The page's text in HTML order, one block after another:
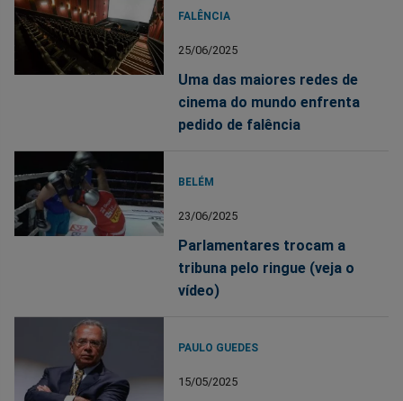
FALÊNCIA
25/06/2025
Uma das maiores redes de
cinema do mundo enfrenta
pedido de falência
BELÉM
23/06/2025
Parlamentares trocam a
tribuna pelo ringue (veja o
vídeo)
PAULO GUEDES
15/05/2025